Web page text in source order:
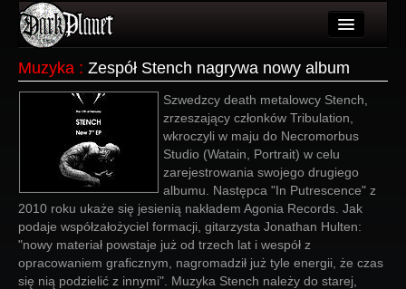
Użytkownicy
Wydarzenia
Galeria
Więcej
Login
Muzyka : Zespół Stench nagrywa nowy album
Szwedzcy death metalowcy Stench,
zrzeszający członków Tribulation,
wkroczyli w maju do Necromorbus
Studio (Watain, Portrait) w celu
zarejestrowania swojego drugiego
albumu. Następca "In Putrescence" z
2010 roku ukaże się jesienią nakładem Agonia Records. Jak
podaje współzałożyciel formacji, gitarzysta Jonathan Hulten:
"nowy materiał powstaje już od trzech lat i wespół z
opracowaniem graficznym, nagromadził już tyle energii, że czas
się nią podzielić z innymi". Muzyka Stench należy do starej,